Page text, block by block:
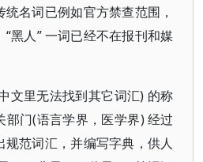
名词已例如官方禁查范围，
黑人” 一词已经不在报刊和媒
文里无法找到其它词汇) 的称
部门(语言学界，医学界) 经过
范词汇，并编写字典，供人